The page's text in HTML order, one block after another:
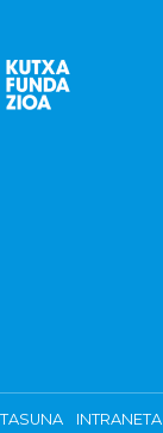
INTRANETA